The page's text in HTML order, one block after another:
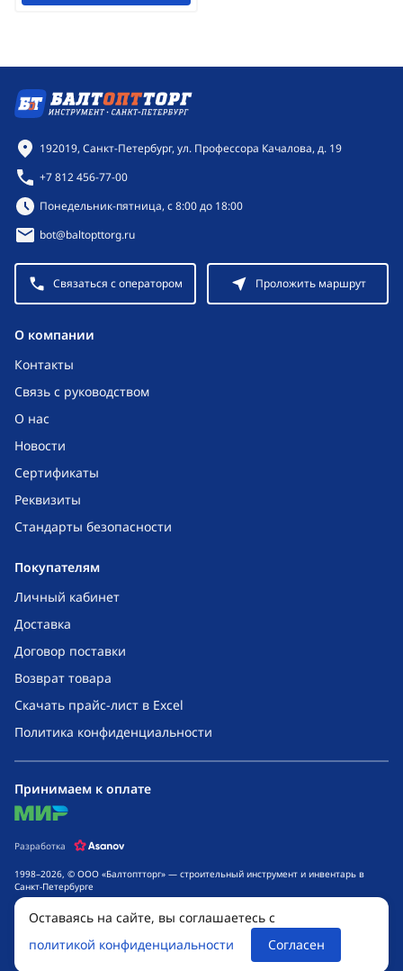
O компании
Контакты
Связь с руководством
О нас
Новости
Сертификаты
Реквизиты
Стандарты безопасности
Покупателям
Личный кабинет
Доставка
Договор поставки
Возврат товара
Скачать прайс-лист в Excel
Политика конфиденциальности
Контактная информация
192019, Санкт-Петербург, ул. Профессора Качалова, д. 19
+7 812 456-77-00
Режим работы:
Понедельник-пятница, с 8:00 до 18:00
bot@baltopttorg.ru
Связаться с оператором Проложить маршрут
1998–2026, © ООО «Балтоптторг» — строительный инструмент и инвентарь в
Санкт-Петербурге
Обращаем ваше внимание на то, что данный интернет-сайт носит исключительно
информационный характер и ни при каких условиях не является публичной
офертой, определяемой положениями ч. 2 ст. 437 Гражданского кодекса
Российской Федерации. Для получения подробной информации о стоимости
товаров и сроках выполнения услуг, обращайтесь к менеджерам компании.
Принимаем к оплате
mir
Разработка
Оставаясь на сайте, вы соглашаетесь с
политикой конфиденциальности
Согласен